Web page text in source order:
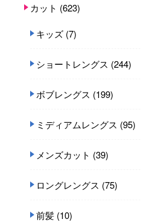
カット (623)
キッズ (7)
ショートレングス (244)
ボブレングス (199)
ミディアムレングス (95)
メンズカット (39)
ロングレングス (75)
前髪 (10)